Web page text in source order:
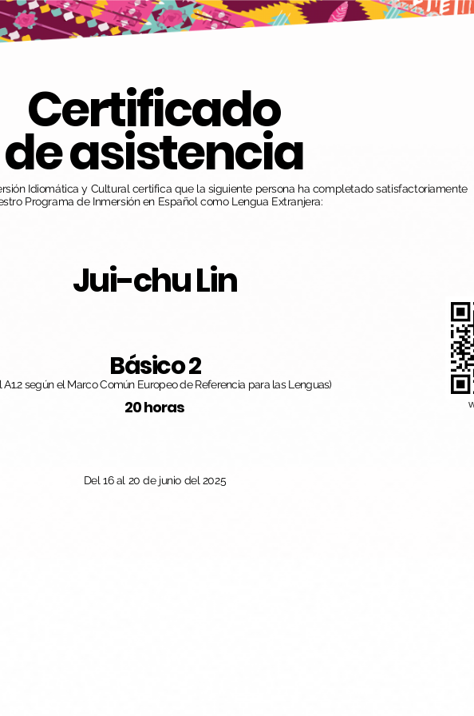
Certificado
de asistencia
Idiomática y Cultural certifica que la siguiente persona ha completado satisfactoriamente
Programa de Inmersión en Español como Lengua Extranjera:
Jui-chu Lin
Básico 2
A1.2 según el Marco Común Europeo de Referencia para las Lenguas)
20 horas
Del 16 al 20 de junio del 2025